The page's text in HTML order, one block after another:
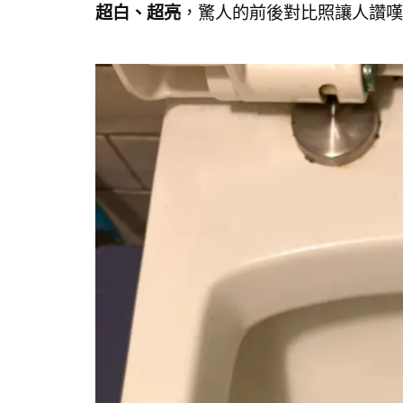
超白、超亮，驚人的前後對比照讓人讚